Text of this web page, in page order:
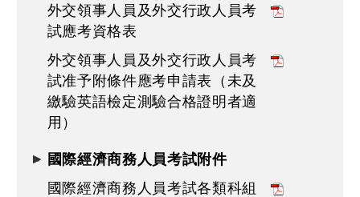
外交領事人員及外交行政人員考
試應考資格表
外交領事人員及外交行政人員考
試准予附條件應考申請表（未及
繳驗英語檢定測驗合格證明者適
用）
國際經濟商務人員考試附件
國際經濟商務人員考試各類科組